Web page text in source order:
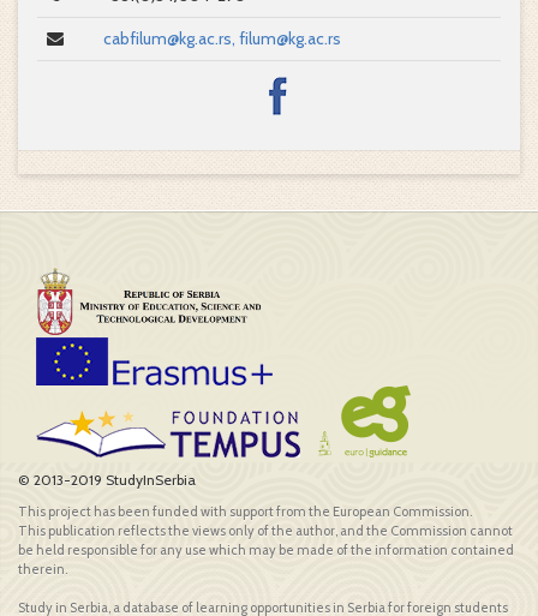
cabfilum@kg.ac.rs, filum@kg.ac.rs
© 2013-2019 StudyInSerbia
This project has been funded with support from the European Commission.
This publication reflects the views only of the author, and the Commission cannot
be held responsible for any use which may be made of the information contained
therein.
Study in Serbia, a database of learning opportunities in Serbia for foreign students